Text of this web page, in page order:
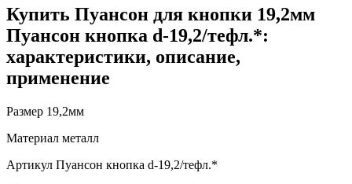
Купить Пуансон для кнопки 19,2мм
Пуансон кнопка d-19,2/тефл.*:
характеристики, описание,
применение
Размер 19,2мм
Материал металл
Артикул Пуансон кнопка d-19,2/тефл.*